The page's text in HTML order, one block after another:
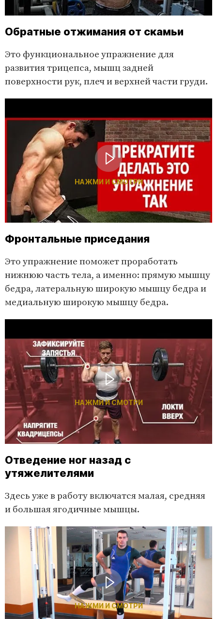
Обратные отжимания от скамьи
Это функциональное упражнение для
развития трицепса, мышц задней
поверхности рук, плеч и верхней части груди.
НАЖМИ И СМОТРИ
Фронтальные приседания
Это упражнение поможет проработать
нижнюю часть тела, а именно: прямую мышцу
бедра, латеральную широкую мышцу бедра и
медиальную широкую мышцу бедра.
НАЖМИ И СМОТРИ
Отведение ног назад с
утяжелителями
Здесь уже в работу включатся малая, средняя
и большая ягодичные мышцы.
НАЖМИ И СМОТРИ